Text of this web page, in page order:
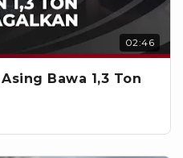
02:46
Bawa 1,3 Ton